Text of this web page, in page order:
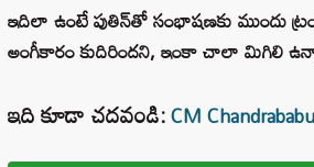
ఇదిలా ఉంటే పుతిన్‌తో సంభాషణకు ముందు
అంగీకారం కుదిరిందని, ఇంకా చాలా మిగిలి
ఇది కూడా చదవండి:CM